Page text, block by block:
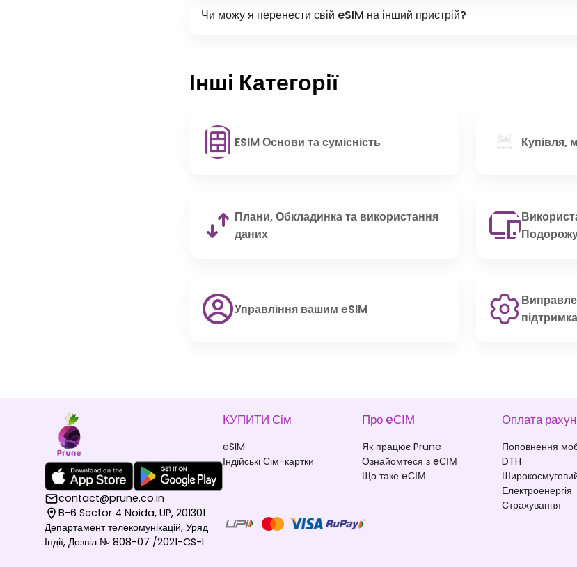
Чи можу я перенести свій eSIM на інший пристрій?
Інші Категорії
ESIM Основи та сумісність Купівля,
Плани, Обкладинка та використання
даних
Управління вашим eSIM
contact@prune.co.in
B-6 Sector 4 Noida, UP, 201301
Департамент телекомунікацій, Уряд
Індії, Дозвіл № 808-07 /2021-CS-I
КУПИТИ Сім
eSIM
Індійські Сім-картки
Про eСІМ
Як працює Prune
Ознайомтеся з eСІМ
Що таке eСІМ
Оплата
Поповнення
DTH
Електроенергія
Страхування